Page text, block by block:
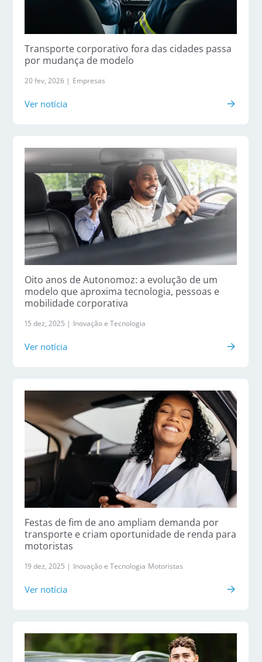
Transporte corporativo fora das cidades passa
por mudança de modelo
20 fev, 2026 | Empresas
Ver notícia
Oito anos de Autonomoz: a evolução de um
modelo que aproxima tecnologia, pessoas e
mobilidade corporativa
15 dez, 2025 | Inovação e Tecnologia
Ver notícia
Festas de fim de ano ampliam demanda por
transporte e criam oportunidade de renda para
motoristas
19 dez, 2025 | Inovação e Tecnologia Motoristas
Ver notícia